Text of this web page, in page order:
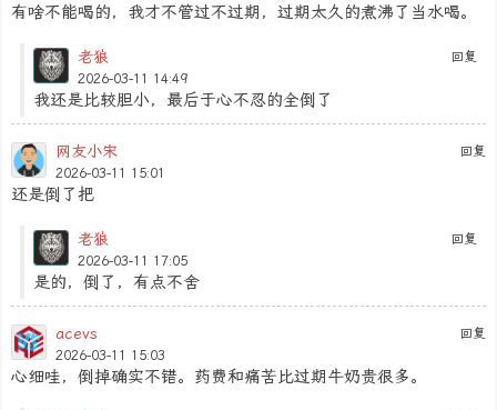
有啥不能喝的，我才不管过不过期，过期太久的煮沸了当水喝。
回复
老狼
2026-03-11 14:49
我还是比较胆小，最后于心不忍的全倒了
回复
网友小宋
2026-03-11 15:01
还是倒了把
回复
老狼
2026-03-11 17:05
是的，倒了，有点不舍
回复
acevs
2026-03-11 15:03
心细哇，倒掉确实不错。药费和痛苦比过期牛奶贵很多。